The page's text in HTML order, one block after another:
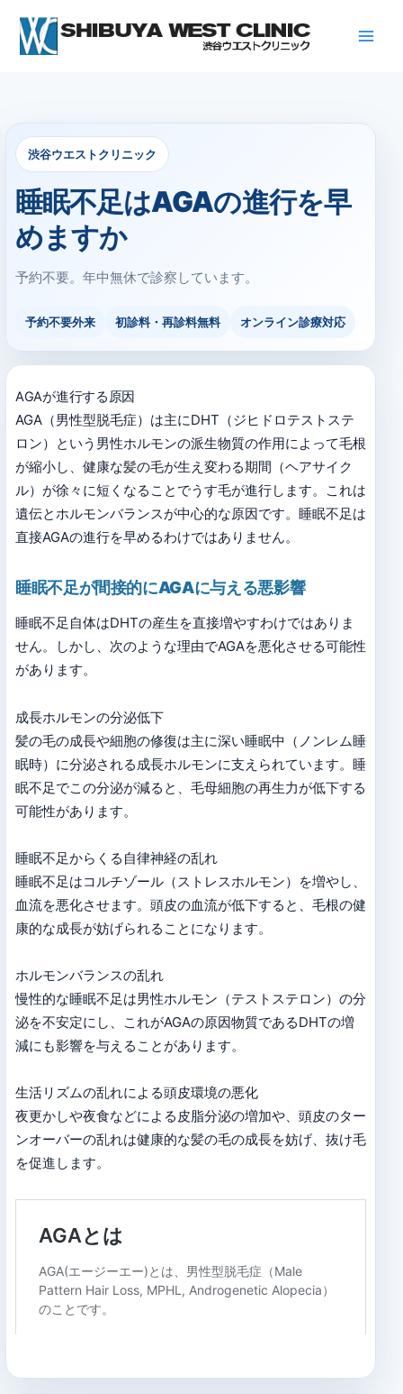
渋谷ウエストクリニック
睡眠不足はAGAの進行を早
めますか
予約不要。年中無休で診察しています。
予約不要外来 初診料・再診料無料 オンライン診療対応
AGAが進行する原因
AGA（男性型脱毛症）は主にDHT（ジヒドロテストステ
ロン）という男性ホルモンの派生物質の作用によって毛根
が縮小し、健康な髪の毛が生え変わる期間（ヘアサイク
ル）が徐々に短くなることでうす毛が進行します。これは
遺伝とホルモンバランスが中心的な原因です。睡眠不足は
直接AGAの進行を早めるわけではありません。
睡眠不足が間接的にAGAに与える悪影響
睡眠不足自体はDHTの産生を直接増やすわけではありま
せん。しかし、次のような理由でAGAを悪化させる可能性
があります。
成長ホルモンの分泌低下
髪の毛の成長や細胞の修復は主に深い睡眠中（ノンレム睡
眠時）に分泌される成長ホルモンに支えられています。睡
眠不足でこの分泌が減ると、毛母細胞の再生力が低下する
可能性があります。
睡眠不足からくる自律神経の乱れ
睡眠不足はコルチゾール（ストレスホルモン）を増やし、
血流を悪化させます。頭皮の血流が低下すると、毛根の健
康的な成長が妨げられることになります。
ホルモンバランスの乱れ
慢性的な睡眠不足は男性ホルモン（テストステロン）の分
泌を不安定にし、これがAGAの原因物質であるDHTの増
減にも影響を与えることがあります。
生活リズムの乱れによる頭皮環境の悪化
夜更かしや夜食などによる皮脂分泌の増加や、頭皮のター
ンオーバーの乱れは健康的な髪の毛の成長を妨げ、抜け毛
を促進します。